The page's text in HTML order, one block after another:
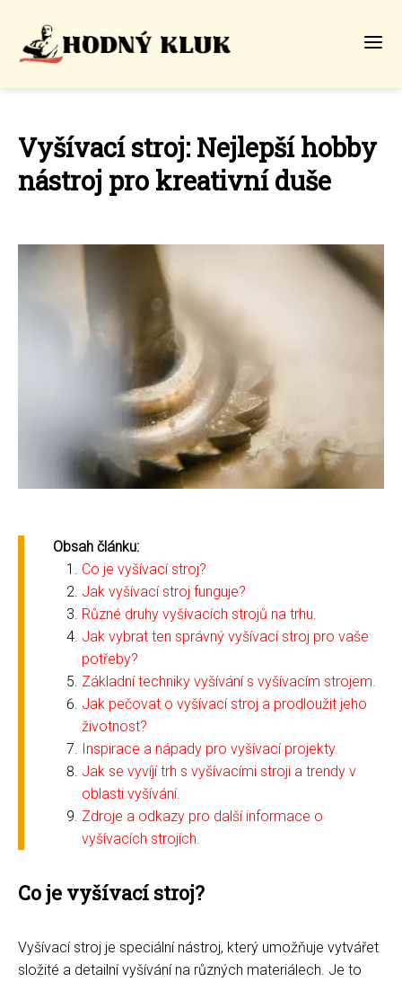
Vyšívací stroj: Nejlepší hobby
nástroj pro kreativní duše
Obsah článku:
Co je vyšívací stroj?
Jak vyšívací stroj funguje?
Různé druhy vyšívacích strojů na trhu.
Jak vybrat ten správný vyšívací stroj pro vaše
potřeby?
Základní techniky vyšívání s vyšívacím strojem.
Jak pečovat o vyšívací stroj a prodloužit jeho
životnost?
Inspirace a nápady pro vyšívací projekty.
Jak se vyvíjí trh s vyšívacími stroji a trendy v
oblasti vyšívání.
Zdroje a odkazy pro další informace o
vyšívacích strojích.
Co je vyšívací stroj?
Vyšívací stroj je speciální nástroj, který umožňuje vytvářet
složité a detailní vyšívání na různých materiálech. Je to